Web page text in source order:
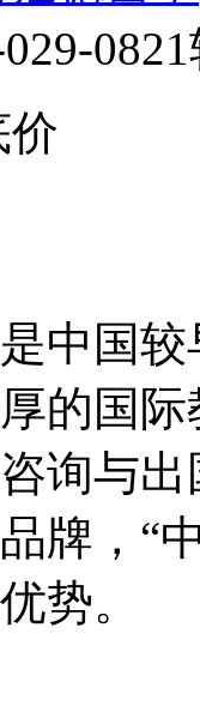
价
中国
的国
询与
牌，“
势。